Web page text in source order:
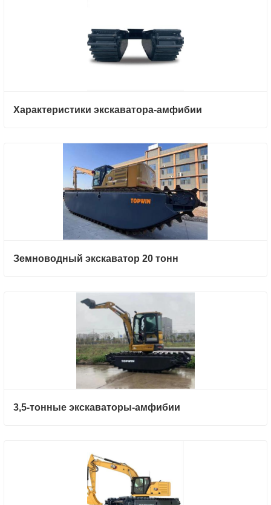
Характеристики экскаватора-амфибии
Земноводный экскаватор 20 тонн
3,5-тонные экскаваторы-амфибии